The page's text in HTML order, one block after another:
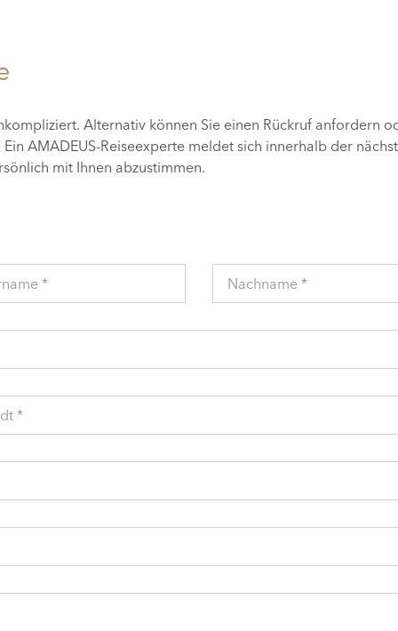
Alternativ können Sie einen Rückruf anfordern
AMADEUS-Reiseexperte meldet sich innerhalb der
mit Ihnen abzustimmen.
* Nachname *
*